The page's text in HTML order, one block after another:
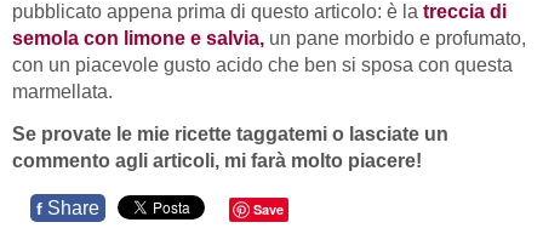
pubblicato appena prima di questo articolo: è la treccia di
semola con limone e salvia, un pane morbido e profumato,
con un piacevole gusto acido che ben si sposa con questa
marmellata.
Se provate le mie ricette taggatemi o lasciate un
commento agli articoli, mi farà molto piacere!
f Share Save